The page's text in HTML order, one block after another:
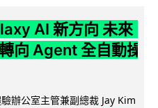
AI 新方向 未來
向 Agent 全自動操
辦公室主管兼副總裁 Jay Kim